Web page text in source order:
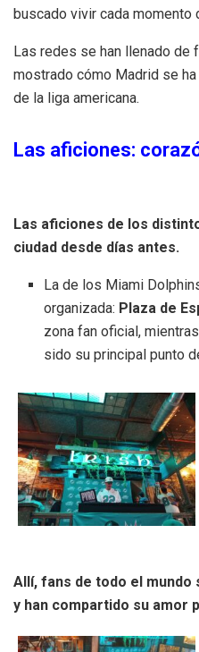
buscado vivir cada momento
Las redes se han llenado de
mostrado cómo Madrid se
de la liga americana.
Las aficiones:
Las aficiones de los
ciudad desde días antes.
La de los Miami
organizada: Plaza de
zona fan oficial,
sido su principal punto
Allí, fans de todo el mundo
y han compartido su amor